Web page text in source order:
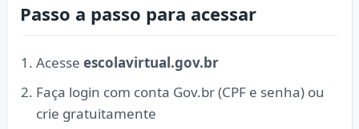
Passo a passo para acessar
Acesse escolavirtual.gov.br
Faça login com conta Gov.br (CPF e senha) ou
crie gratuitamente